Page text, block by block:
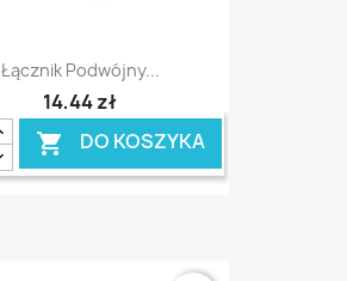
Łącznik Podwójny...
14,44 zł
 DO KOSZYKA